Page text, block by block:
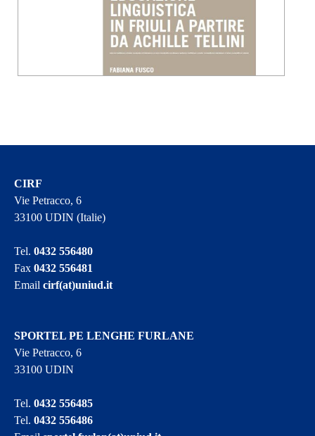
CIRF
Vie Petracco, 6
33100 UDIN (Italie)
Tel.0432 556480
Fax0432 556481
Emailcirf(at)uniud.it
SPORTEL PE LENGHE FURLANE
Vie Petracco, 6
33100 UDIN
Tel.0432 556485
Tel.0432 556486